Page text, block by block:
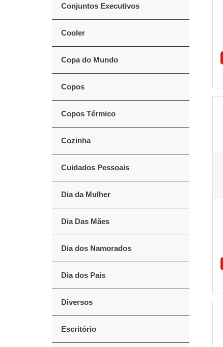
Conjuntos Executivos
Cooler
Copa do Mundo
Copos
Copos Térmico
Cozinha
Cuidados Pessoais
Dia da Mulher
Dia Das Mães
Dia dos Namorados
Dia dos Pais
Diversos
Escritório